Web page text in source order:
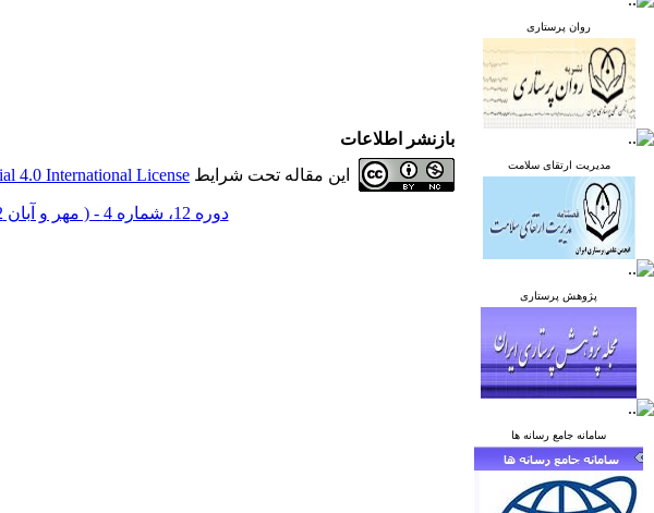
روان پرستاری
مدیریت ارتقای سلامت
پژوهش پرستاری
سامانه جامع رسانه ها
بازنشر اطلاعات
این مقاله تحت شرایط 4.0 International License
دوره 12، شماره 4 - ( مهر و آبان 1402 )